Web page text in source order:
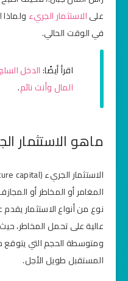
علىالاستثمار الجريء
في الوقت الحالي.
اقرأ أيضًا:
المال وأنت نائم.
ماهو الاستثمار
المغامر أو المخاطر أو
نوع من أنواع الاستثمار
عالية على تحمل المخاطر،
ومتوسطة الحجم التي يتوقع
المستقبل طويل الأجل.